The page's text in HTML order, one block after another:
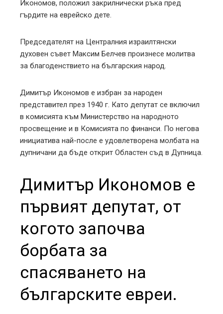
Икономов, положил закрилнически ръка пред
гърдите на еврейско дете.
Председателят на Централния израилтянски
духовен съвет Максим Белчев произнесе молитва
за благоденствието на българския народ.
Димитър Икономов е избран за народен
представител през 1940 г. Като депутат се включил
в комисията към Министерство на народното
просвещение и в Комисията по финанси. По негова
инициатива най-после е удовлетворена молбата на
дупничани да бъде открит Областен съд в Дупница.
Димитър Икономов е
първият депутат, от
когото започва
борбата за
спасяването на
българските евреи.